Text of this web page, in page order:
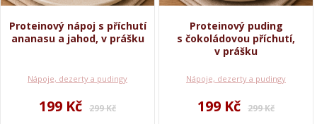
Proteinový nápoj s příchutí
ananasu a jahod, v prášku
Nápoje, dezerty a pudingy
199 Kč 299 Kč
Proteinový puding
s čokoládovou příchutí,
v prášku
Nápoje, dezerty a pudingy
199 Kč 299 Kč